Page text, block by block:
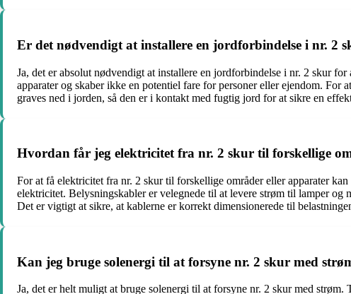
Er det nødvendigt at installere en jordforbindelse i nr. 2
Ja, det er absolut nødvendigt at installere en jordforbindelse i nr. 2 skur
apparater og skaber ikke en potentiel fare for personer eller ejendom.
graves ned i jorden, så den er i kontakt med fugtig jord for at sikre en
Hvordan får jeg elektricitet fra nr. 2 skur til forskellige
For at få elektricitet fra nr. 2 skur til forskellige områder eller apparater
elektricitet. Belysningskabler er velegnede til at levere strøm til lamper og
Det er vigtigt at sikre, at kablerne er korrekt dimensionerede til
Kan jeg bruge solenergi til at forsyne nr. 2 skur med
Ja, det er helt muligt at bruge solenergi til at forsyne nr. 2 skur med